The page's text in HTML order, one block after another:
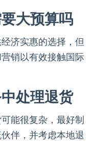
大预算吗
济实惠的选择，但
销以有效接触国际
处理退货
能很复杂，最好制
伴，并考虑本地退